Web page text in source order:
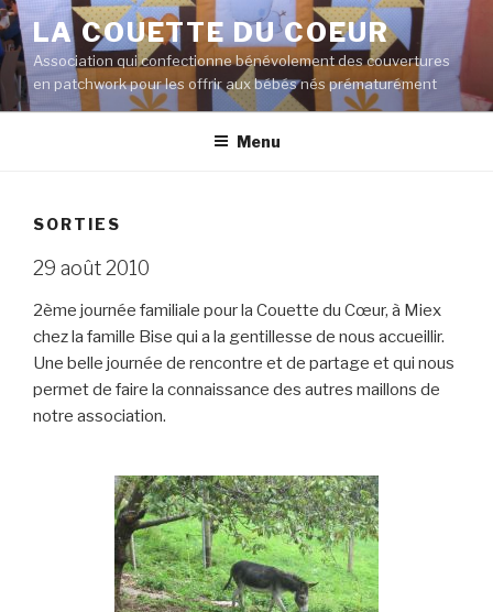
Aller
au
contenu
principal
LA COUETTE DU COEUR
Association qui confectionne bénévolement des couvertures
en patchwork pour les offrir aux bébés nés prématurément
Menu
SORTIES
29 août 2010
2ème journée familiale pour la Couette du Cœur, à Miex
chez la famille Bise qui a la gentillesse de nous accueillir.
Une belle journée de rencontre et de partage et qui nous
permet de faire la connaissance des autres maillons de
notre association.